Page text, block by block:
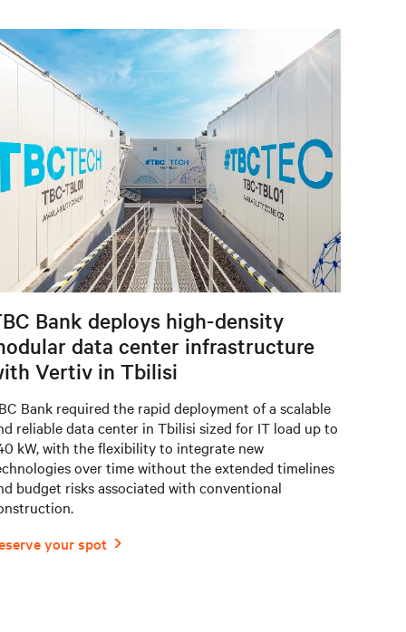
Bank deploys high-density
data center infrastructure
Vertiv in Tbilisi
Bank required the rapid deployment of a scalable
reliable data center in Tbilisi sized for IT load up to
kW, with the flexibility to integrate new
over time without the extended timelines
budget risks associated with conventional